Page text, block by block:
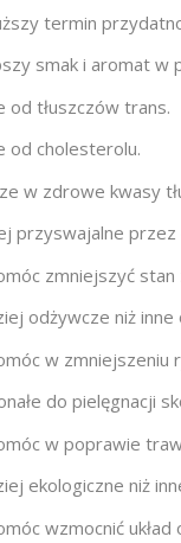
termin
smak i aromat
od tłuszczów trans.
od cholesterolu.
w zdrowe kwasy
przyswajalne przez
zmniejszyć
odżywcze niż inne
w
do pielęgnacji
w poprawie
ekologiczne niż
wzmocnić układ